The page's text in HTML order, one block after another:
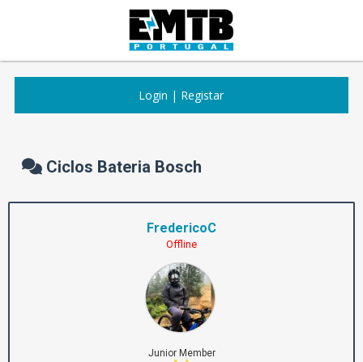
Login | Registar
Ciclos Bateria Bosch
FredericoC
Offline
Junior Member